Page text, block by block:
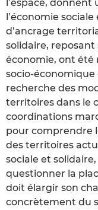
l’espace,
l’économie
d’ancrage
solidaire,
économie, ont été
socio-économique
recherche des
territoires dans le
coordinations
pour comprendre
des territoires
sociale et
questionner la
doit élargir son
concrètement du